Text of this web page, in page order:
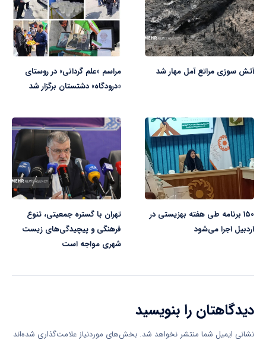
آتش سوزی مراتع آمل مهار شد
مراسم «علم گردانی» در روستای
«درودگاه» دشتستان برگزار شد
۱۵۰ برنامه طی هفته بهزیستی در
اردبیل اجرا می‌شود
تهران با گستره جمعیتی، تنوع
فرهنگی و پیچیدگی‌های زیست
شهری مواجه است
دیدگاهتان را بنویسید
نشانی ایمیل شما منتشر نخواهد شد. بخش‌های موردنیاز علامت‌گذاری شده‌اند